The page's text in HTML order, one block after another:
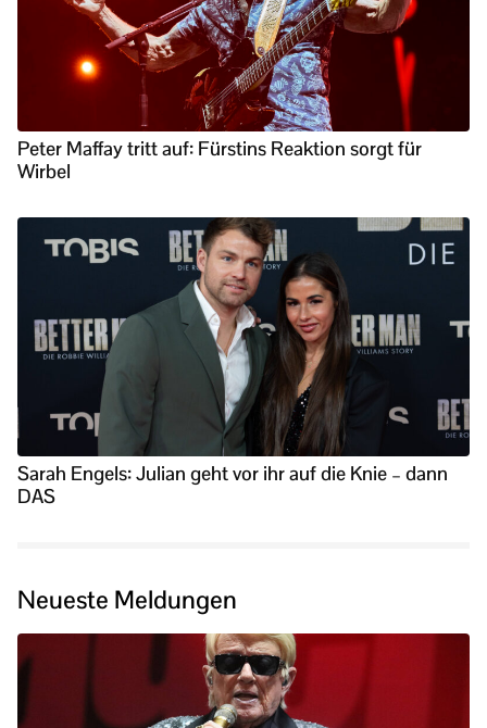
Peter Maffay tritt auf: Fürstins Reaktion sorgt für
Wirbel
Sarah Engels: Julian geht vor ihr auf die Knie – dann
DAS
Neueste Meldungen